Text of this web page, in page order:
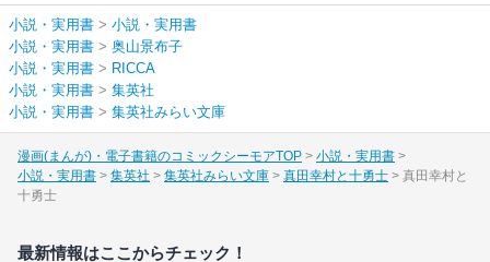
小説・実用書 > 小説・実用書
小説・実用書 > 奥山景布子
小説・実用書 > RICCA
小説・実用書 > 集英社
小説・実用書 > 集英社みらい文庫
漫画(まんが)・電子書籍のコミックシーモアTOP
小説・実用書
小説・実用書
集英社 集英社みらい文庫 真田幸村と十勇士
真田幸村と
十勇士
最新情報はここからチェック！